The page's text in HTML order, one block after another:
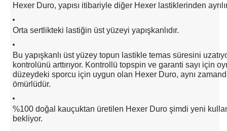
Hexer Duro, yapısı itibariyle diğer Hexer lastiklerinden
Orta sertlikteki lastiğin üst yüzeyi yapışkanlıdır.
Bu yapışkanlı üst yüzey topun lastikle temas süresini
kontrolünü arttırıyor. Kontrollü topspin ve garanti sayı için
düzeydeki sporcu için uygun olan Hexer Duro, aynı
ömürlüdür.
%100 doğal kauçuktan üretilen Hexer Duro şimdi yeni
bekliyor.